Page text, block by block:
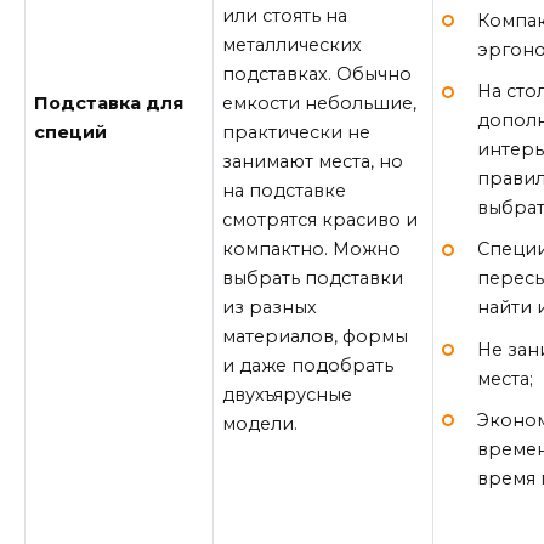
Подставка для
специй
или стоять на
металлических
подставках. Обычно
емкости небольшие,
практически не
занимают места, но
на подставке
смотрятся красиво и
компактно. Можно
выбрать подставки
из разных
материалов, формы
и даже подобрать
двухъярусные
модели.
На
найти
Не
места;
время